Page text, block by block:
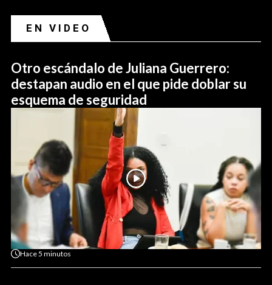
EN VIDEO
Otro escándalo de Juliana Guerrero:
destapan audio en el que pide doblar su
esquema de seguridad
Hace5 minutos